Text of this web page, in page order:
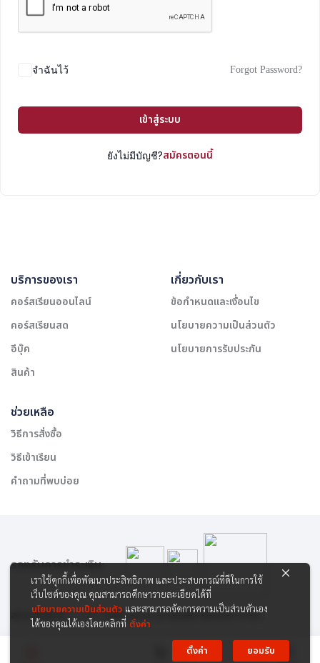
จำฉันไว้ Forgot Password?
เข้าสู่ระบบ
ยังไม่มีบัญชี?สมัครตอนนี้
บริการของเรา
คอร์สเรียนออนไลน์
คอร์สเรียนสด
อีบุ๊ค
สินค้า
เกี่ยวกับเรา
ข้อกำหนดและเงื่อนไข
นโยบายความเป็นส่วนตัว
นโยบายการรับประกัน
ช่วยเหลือ
วิธีการสั่งซื้อ
วิธีเข้าเรียน
คำถามที่พบบ่อย
สงวนลิขสิทธิ์ © 2565 บริษัท สยาม เคาเซิลลิ่ง เซ็นเตอร์ จำกัด
รองรับการชำระเงิน:
เราใช้คุกกี้เพื่อพัฒนาประสิทธิภาพ และประสบการณ์ที่ดีในการใช้
เว็บไซต์ของคุณ คุณสามารถศึกษารายละเอียดได้ที่
นโยบายความเป็นส่วนตัว และสามารถจัดการความเป็นส่วนตัวเอง
ได้ของคุณได้เองโดยคลิกที่ ตั้งค่า
ตั้งค่า
ยอมรับ